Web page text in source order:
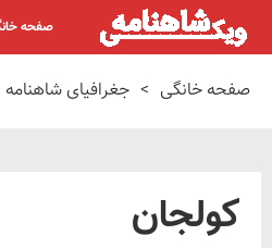
صفحه
صفحه خانگی > جغرافیای شاهنامه
کولجان